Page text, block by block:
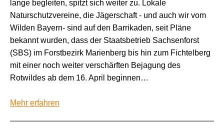
lange begleiten, spitzt sich weiter zu. Lokale
Naturschutzvereine, die Jägerschaft - und auch wir vom
Wilden Bayern- sind auf den Barrikaden, seit Pläne
bekannt wurden, dass der Staatsbetrieb Sachsenforst
(SBS) im Forstbezirk Marienberg bis hin zum Fichtelberg
mit einer noch weiter verschärften Bejagung des
Rotwildes ab dem 16. April beginnen…
Mehr erfahren